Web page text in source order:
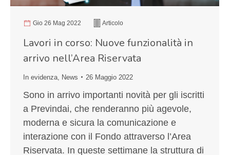
Gio 26 Mag 2022 Articolo
Lavori in corso: Nuove funzionalità in
arrivo nell’Area Riservata
In evidenza News 26 Maggio 2022
Sono in arrivo importanti novità per gli iscritti
a Previndai, che renderanno più agevole,
moderna e sicura la comunicazione e
interazione con il Fondo attraverso l’Area
Riservata. In queste settimane la struttura di